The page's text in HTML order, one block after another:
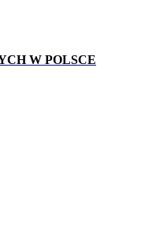
W POLSCE